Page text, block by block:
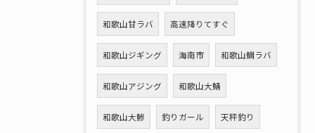
和歌山甘ラバ 高速降りてすぐ
和歌山ジギング 海南市 和歌山鯛ラバ
和歌山アジング 和歌山大鯖
和歌山大鯵 釣りガール 天秤釣り